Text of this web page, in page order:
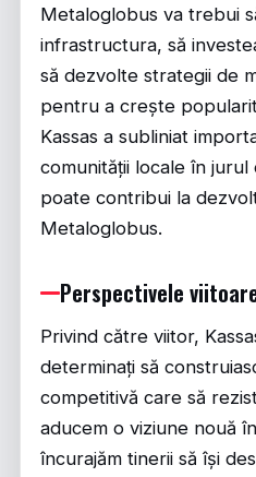
Metaloglobus va trebui
infrastructura, să
să dezvolte strategii de
pentru a crește
Kassas a subliniat
comunității locale în
poate contribui la
Metaloglobus.
Perspectivele
Privind către viitor,
determinați să
competitivă care să
aducem o viziune nouă
încurajăm tinerii să își